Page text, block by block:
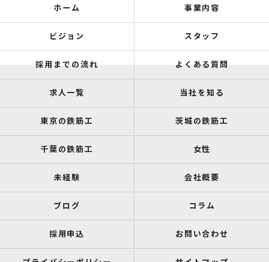
ホーム 事業内容
ビジョン スタッフ
採用までの流れ よくある質問
求人一覧 当社を知る
東京の鉄筋工 茨城の鉄筋工
千葉の鉄筋工 女性
未経験 会社概要
ブログ コラム
採用申込 お問い合わせ